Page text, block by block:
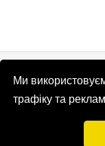
Ми
трафіку та
© Патріоти України 2026